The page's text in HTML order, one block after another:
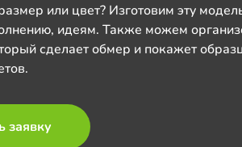
или цвет? Изготовим эту
идеям. Также можем
сделает обмер и покажет
заявку